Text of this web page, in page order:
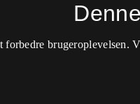
brugeroplevelsen.